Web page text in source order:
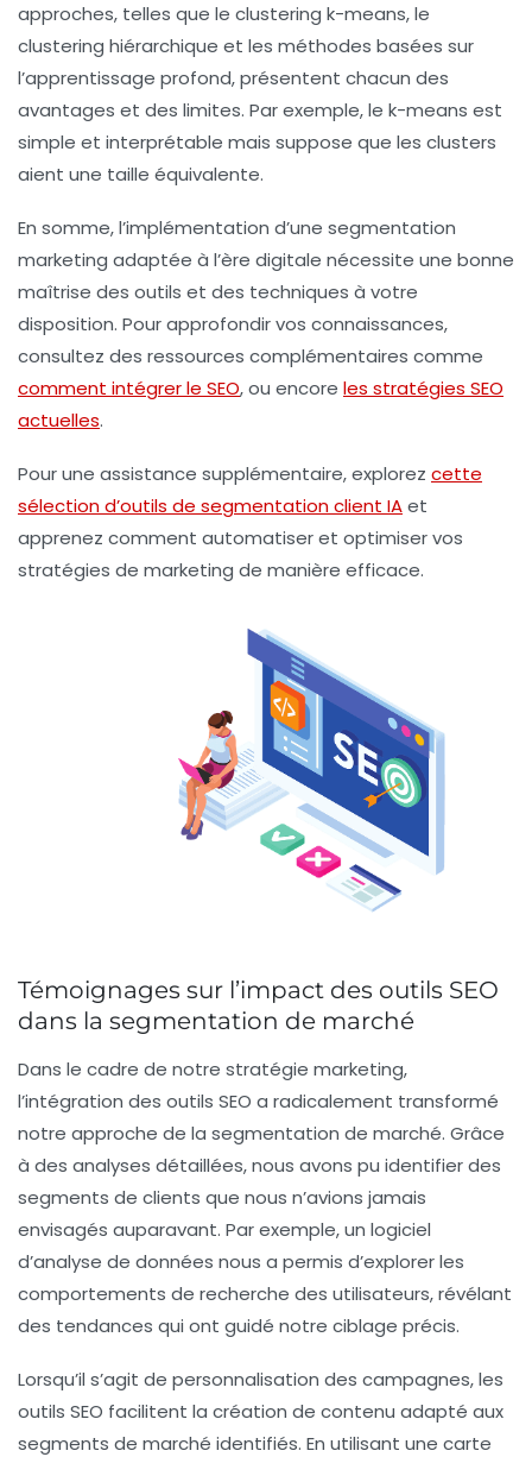
approches, telles que le clustering k-means, le
clustering hiérarchique et les méthodes basées sur
l’apprentissage profond, présentent chacun des
avantages et des limites. Par exemple, le k-means est
simple et interprétable mais suppose que les clusters
aient une taille équivalente.
En somme, l’implémentation d’une segmentation
marketing adaptée à l’ère digitale nécessite une bonne
maîtrise des outils et des techniques à votre
disposition. Pour approfondir vos connaissances,
consultez des ressources complémentaires comme
comment intégrer le SEO, ou encore les stratégies SEO
actuelles.
Pour une assistance supplémentaire, explorez cette
sélection d’outils de segmentation client IAet
apprenez comment automatiser et optimiser vos
stratégies de marketing de manière efficace.
Témoignages sur l’impact des outils SEO
dans la segmentation de marché
Dans le cadre de notre stratégie marketing,
l’intégration des outils SEO a radicalement transformé
notre approche de la segmentation de marché. Grâce
à des analyses détaillées, nous avons pu identifier des
segments de clients que nous n’avions jamais
envisagés auparavant. Par exemple, un logiciel
d’analyse de données nous a permis d’explorer les
comportements de recherche des utilisateurs, révélant
des tendances qui ont guidé notre ciblage précis.
Lorsqu’il s’agit de personnalisation des campagnes, les
outils SEO facilitent la création de contenu adapté aux
segments de marché identifiés. En utilisant une carte